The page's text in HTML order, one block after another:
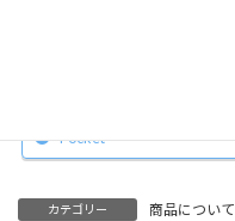
Pocket
カテゴリー 商品について